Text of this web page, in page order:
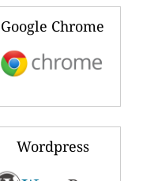
Google Chrome
Wordpress